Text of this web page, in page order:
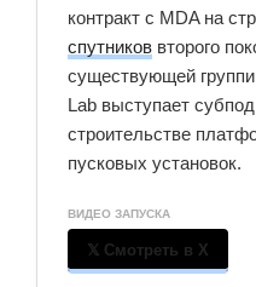
контракт с MDA на
спутников второго
существующей
Lab выступает
строительстве
пусковых установок.
ВИДЕО ЗАПУСКА
𝕏 Смотреть в X